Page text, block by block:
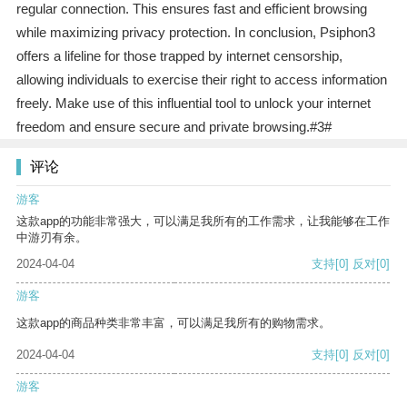
regular connection. This ensures fast and efficient browsing
while maximizing privacy protection. In conclusion, Psiphon3
offers a lifeline for those trapped by internet censorship,
allowing individuals to exercise their right to access information
freely. Make use of this influential tool to unlock your internet
freedom and ensure secure and private browsing.#3#
评论
游客
这款app的功能非常强大，可以满足我所有的工作需求，让我能够在工作
中游刃有余。
2024-04-04
支持[0] 反对[0]
游客
这款app的商品种类非常丰富，可以满足我所有的购物需求。
2024-04-04 支持[0] 反对[0]
游客